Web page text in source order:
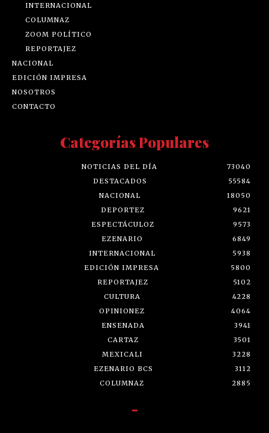
INTERNACIONAL
COLUMNAZ
ZOOM POLÍTICO
REPORTAJEZ
NACIONAL
EDICIÓN IMPRESA
NOSOTROS
CONTACTO
Categorías Populares
NOTICIAS DEL DÍA
73040
DESTACADOS
55584
NACIONAL
18050
DEPORTEZ
9621
ESPECTÁCULOZ
9573
EZENARIO
6849
INTERNACIONAL
5938
EDICIÓN IMPRESA
5800
REPORTAJEZ
5102
CULTURA
4228
OPINIONEZ
4064
ENSENADA
3941
CARTAZ
3501
MEXICALI
3228
EZENARIO BCS
3112
COLUMNAZ
2885
-